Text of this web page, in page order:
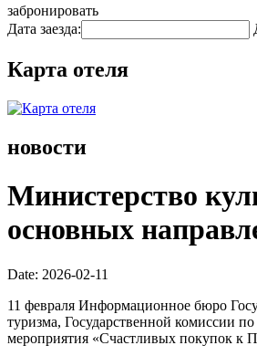
забронировать
Дата заезда:
Карта отеля
новости
Министерство
основных
Date: 2026-02-11
11 февраля Информационное бюро
туризма, Государственной комиссии
мероприятия «Счастливых покупок к